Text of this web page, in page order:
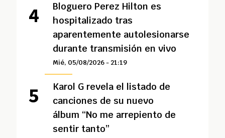
Bloguero Perez Hilton es
hospitalizado tras
aparentemente autolesionarse
durante transmisión en vivo
Mié, 05/08/2026 - 21:19
Karol G revela el listado de
canciones de su nuevo
álbum “No me arrepiento de
sentir tanto”